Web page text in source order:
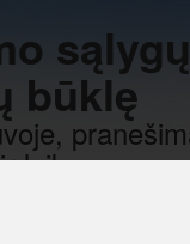
būklę
laiką.